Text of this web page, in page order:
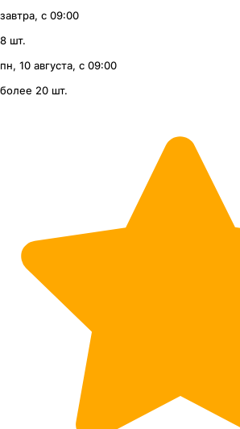
завтра, с 09:00
8 шт.
пн, 10 августа, с 09:00
более 20 шт.